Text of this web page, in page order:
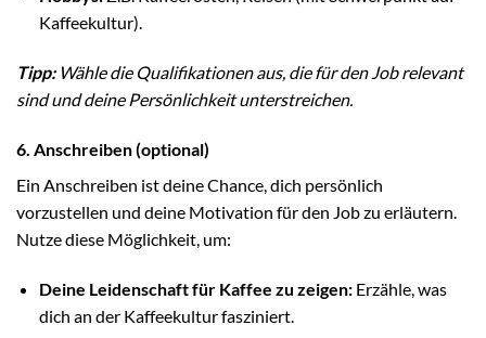
Kaffeekultur).
Tipp:Wähle die Qualifikationen aus, die für den Job relevant
sind und deine Persönlichkeit unterstreichen.
6. Anschreiben (optional)
Ein Anschreiben ist deine Chance, dich persönlich
vorzustellen und deine Motivation für den Job zu erläutern.
Nutze diese Möglichkeit, um:
Deine Leidenschaft für Kaffee zu zeigen:Erzähle, was
dich an der Kaffeekultur fasziniert.